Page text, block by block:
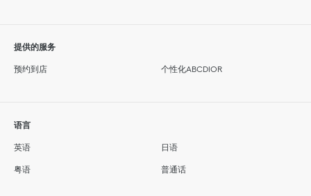
提供的服务
预约到店 个性化ABCDIOR
语言
英语 日语
粤语 普通话